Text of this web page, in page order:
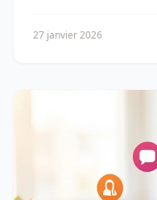
27 janvier 2026